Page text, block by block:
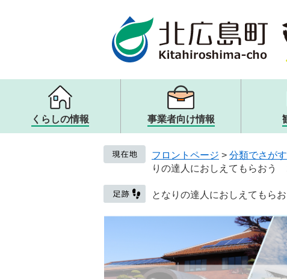
くらしの情報
メニュー
戸籍・住民票・証明
子ども・教育
健康・医療・福祉
生活・交通・動物
事業者向け情報
メニュー
入札・契約
メニュー
観光案内・ガイドブック
歴史・文化・アート
観光リンク・その他
メニュー
町の概要
取り組み・提言
人権・男女共同参画
フロントページ > 分類でさがす
りの達人におしえてもらおう
となりの達人におしえてもら